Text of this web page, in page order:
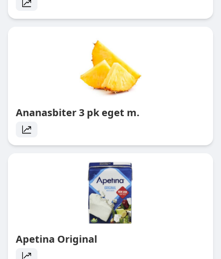
Ananasbiter 3 pk eget m.
Apetina Original